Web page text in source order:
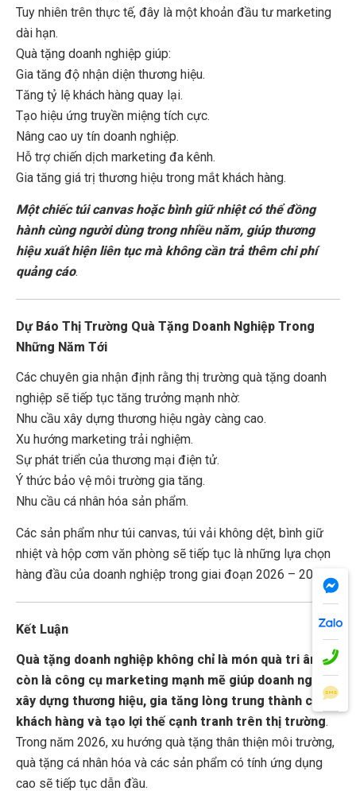
Tuy nhiên trên thực tế, đây là một khoản đầu tư marketing
dài hạn.
Quà tặng doanh nghiệp giúp:
Gia tăng độ nhận diện thương hiệu.
Tăng tỷ lệ khách hàng quay lại.
Tạo hiệu ứng truyền miệng tích cực.
Nâng cao uy tín doanh nghiệp.
Hỗ trợ chiến dịch marketing đa kênh.
Gia tăng giá trị thương hiệu trong mắt khách hàng.
Một chiếc túi canvas hoặc bình giữ nhiệt có thể đồng
hành cùng người dùng trong nhiều năm, giúp thương
hiệu xuất hiện liên tục mà không cần trả thêm chi phí
quảng cáo.
Dự Báo Thị Trường Quà Tặng Doanh Nghiệp Trong
Những Năm Tới
Các chuyên gia nhận định rằng thị trường quà tặng doanh
nghiệp sẽ tiếp tục tăng trưởng mạnh nhờ:
Nhu cầu xây dựng thương hiệu ngày càng cao.
Xu hướng marketing trải nghiệm.
Sự phát triển của thương mại điện tử.
Ý thức bảo vệ môi trường gia tăng.
Nhu cầu cá nhân hóa sản phẩm.
Các sản phẩm như túi canvas, túi vải không dệt, bình giữ
nhiệt và hộp cơm văn phòng sẽ tiếp tục là những lựa chọn
hàng đầu của doanh nghiệp trong giai đoạn 2026 – 2030.
Kết Luận
Quà tặng doanh nghiệp không chỉ là món quà tri ân mà
còn là công cụ marketing mạnh mẽ giúp doanh nghiệp
xây dựng thương hiệu, gia tăng lòng trung thành của
khách hàng và tạo lợi thế cạnh tranh trên thị trường.
Trong năm 2026, xu hướng quà tặng thân thiện môi trường,
quà tặng cá nhân hóa và các sản phẩm có tính ứng dụng
cao sẽ tiếp tục dẫn đầu.